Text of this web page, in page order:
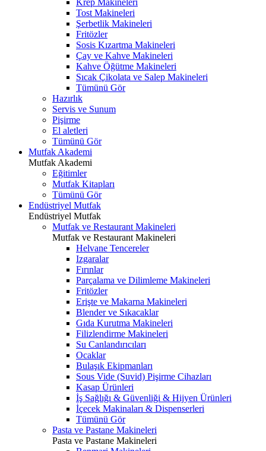
Krep Makineleri
Tost Makineleri
Şerbetlik Makineleri
Fritözler
Sosis Kızartma Makineleri
Çay ve Kahve Makineleri
Kahve Öğütme Makineleri
Sıcak Çikolata ve Salep Makineleri
Tümünü Gör
Hazırlık
Servis ve Sunum
Pişirme
El aletleri
Tümünü Gör
Mutfak Akademi
Mutfak Akademi
Eğitimler
Mutfak Kitapları
Tümünü Gör
Endüstriyel Mutfak
Endüstriyel Mutfak
Mutfak ve Restaurant Makineleri
Mutfak ve Restaurant Makineleri
Helvane Tencereler
Izgaralar
Fırınlar
Parçalama ve Dilimleme Makineleri
Fritözler
Erişte ve Makarna Makineleri
Blender ve Sıkacaklar
Gıda Kurutma Makineleri
Filizlendirme Makineleri
Su Canlandırıcıları
Ocaklar
Bulaşık Ekipmanları
Sous Vide (Suvid) Pişirme Cihazları
Kasap Ürünleri
İş Sağlığı & Güvenliği & Hijyen Ürünleri
İçecek Makinaları & Dispenserleri
Tümünü Gör
Pasta ve Pastane Makineleri
Pasta ve Pastane Makineleri